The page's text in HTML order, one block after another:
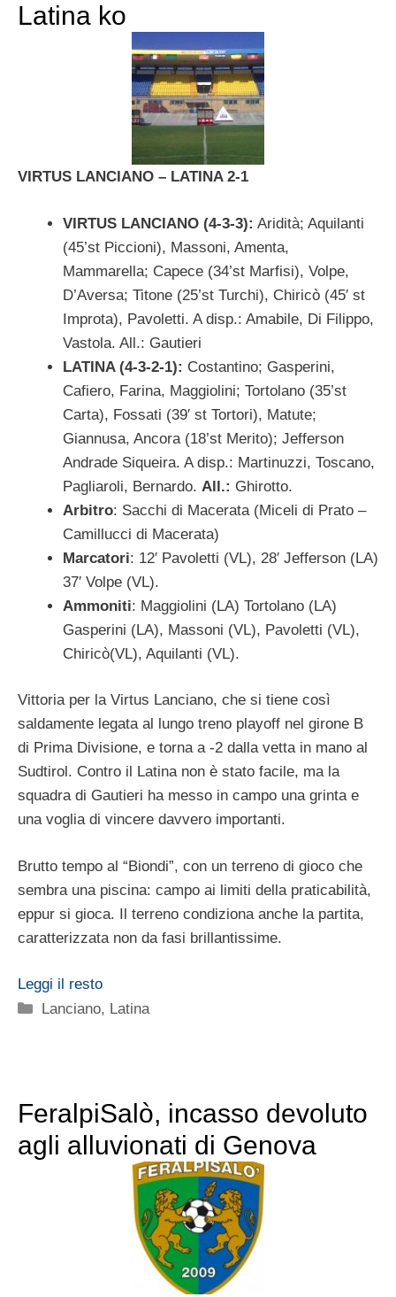
Latina ko
VIRTUS LANCIANO – LATINA 2-1
VIRTUS LANCIANO (4-3-3): Aridità; Aquilanti
(45’st Piccioni), Massoni, Amenta,
Mammarella; Capece (34’st Marfisi), Volpe,
D’Aversa; Titone (25’st Turchi), Chiricò (45′ st
Improta), Pavoletti. A disp.: Amabile, Di Filippo,
Vastola. All.: Gautieri
LATINA (4-3-2-1): Costantino; Gasperini,
Cafiero, Farina, Maggiolini; Tortolano (35’st
Carta), Fossati (39′ st Tortori), Matute;
Giannusa, Ancora (18’st Merito); Jefferson
Andrade Siqueira. A disp.: Martinuzzi, Toscano,
Pagliaroli, Bernardo. All.: Ghirotto.
Arbitro: Sacchi di Macerata (Miceli di Prato –
Camillucci di Macerata)
Marcatori: 12′ Pavoletti (VL), 28′ Jefferson (LA)
37′ Volpe (VL).
Ammoniti: Maggiolini (LA) Tortolano (LA)
Gasperini (LA), Massoni (VL), Pavoletti (VL),
Chiricò(VL), Aquilanti (VL).
Vittoria per la Virtus Lanciano, che si tiene così
saldamente legata al lungo treno playoff nel girone B
di Prima Divisione, e torna a -2 dalla vetta in mano al
Sudtirol. Contro il Latina non è stato facile, ma la
squadra di Gautieri ha messo in campo una grinta e
una voglia di vincere davvero importanti.
Brutto tempo al “Biondi”, con un terreno di gioco che
sembra una piscina: campo ai limiti della praticabilità,
eppur si gioca. Il terreno condiziona anche la partita,
caratterizzata non da fasi brillantissime.
Leggi il resto
Categorie
Lanciano, Latina
FeralpiSalò, incasso devoluto
agli alluvionati di Genova